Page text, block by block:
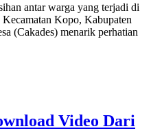
antar warga yang terjadi di
Kopo, Kabupaten
(Cakades) menarik perhatian
Video Dari